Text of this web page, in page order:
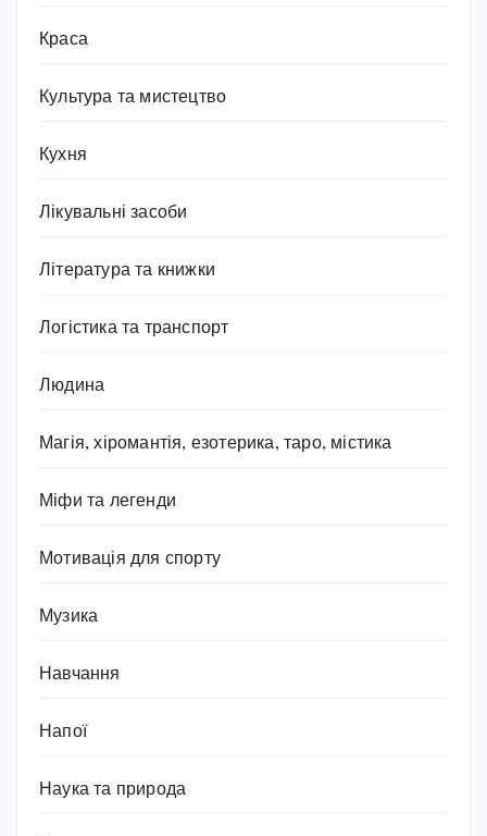
Краса
Культура та мистецтво
Кухня
Лікувальні засоби
Література та книжки
Логістика та транспорт
Людина
Магія, хіромантія, езотерика, таро, містика
Міфи та легенди
Мотивація для спорту
Музика
Навчання
Напої
Наука та природа